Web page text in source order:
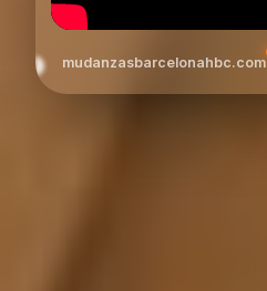
mudanzasbarcelonahbc.com